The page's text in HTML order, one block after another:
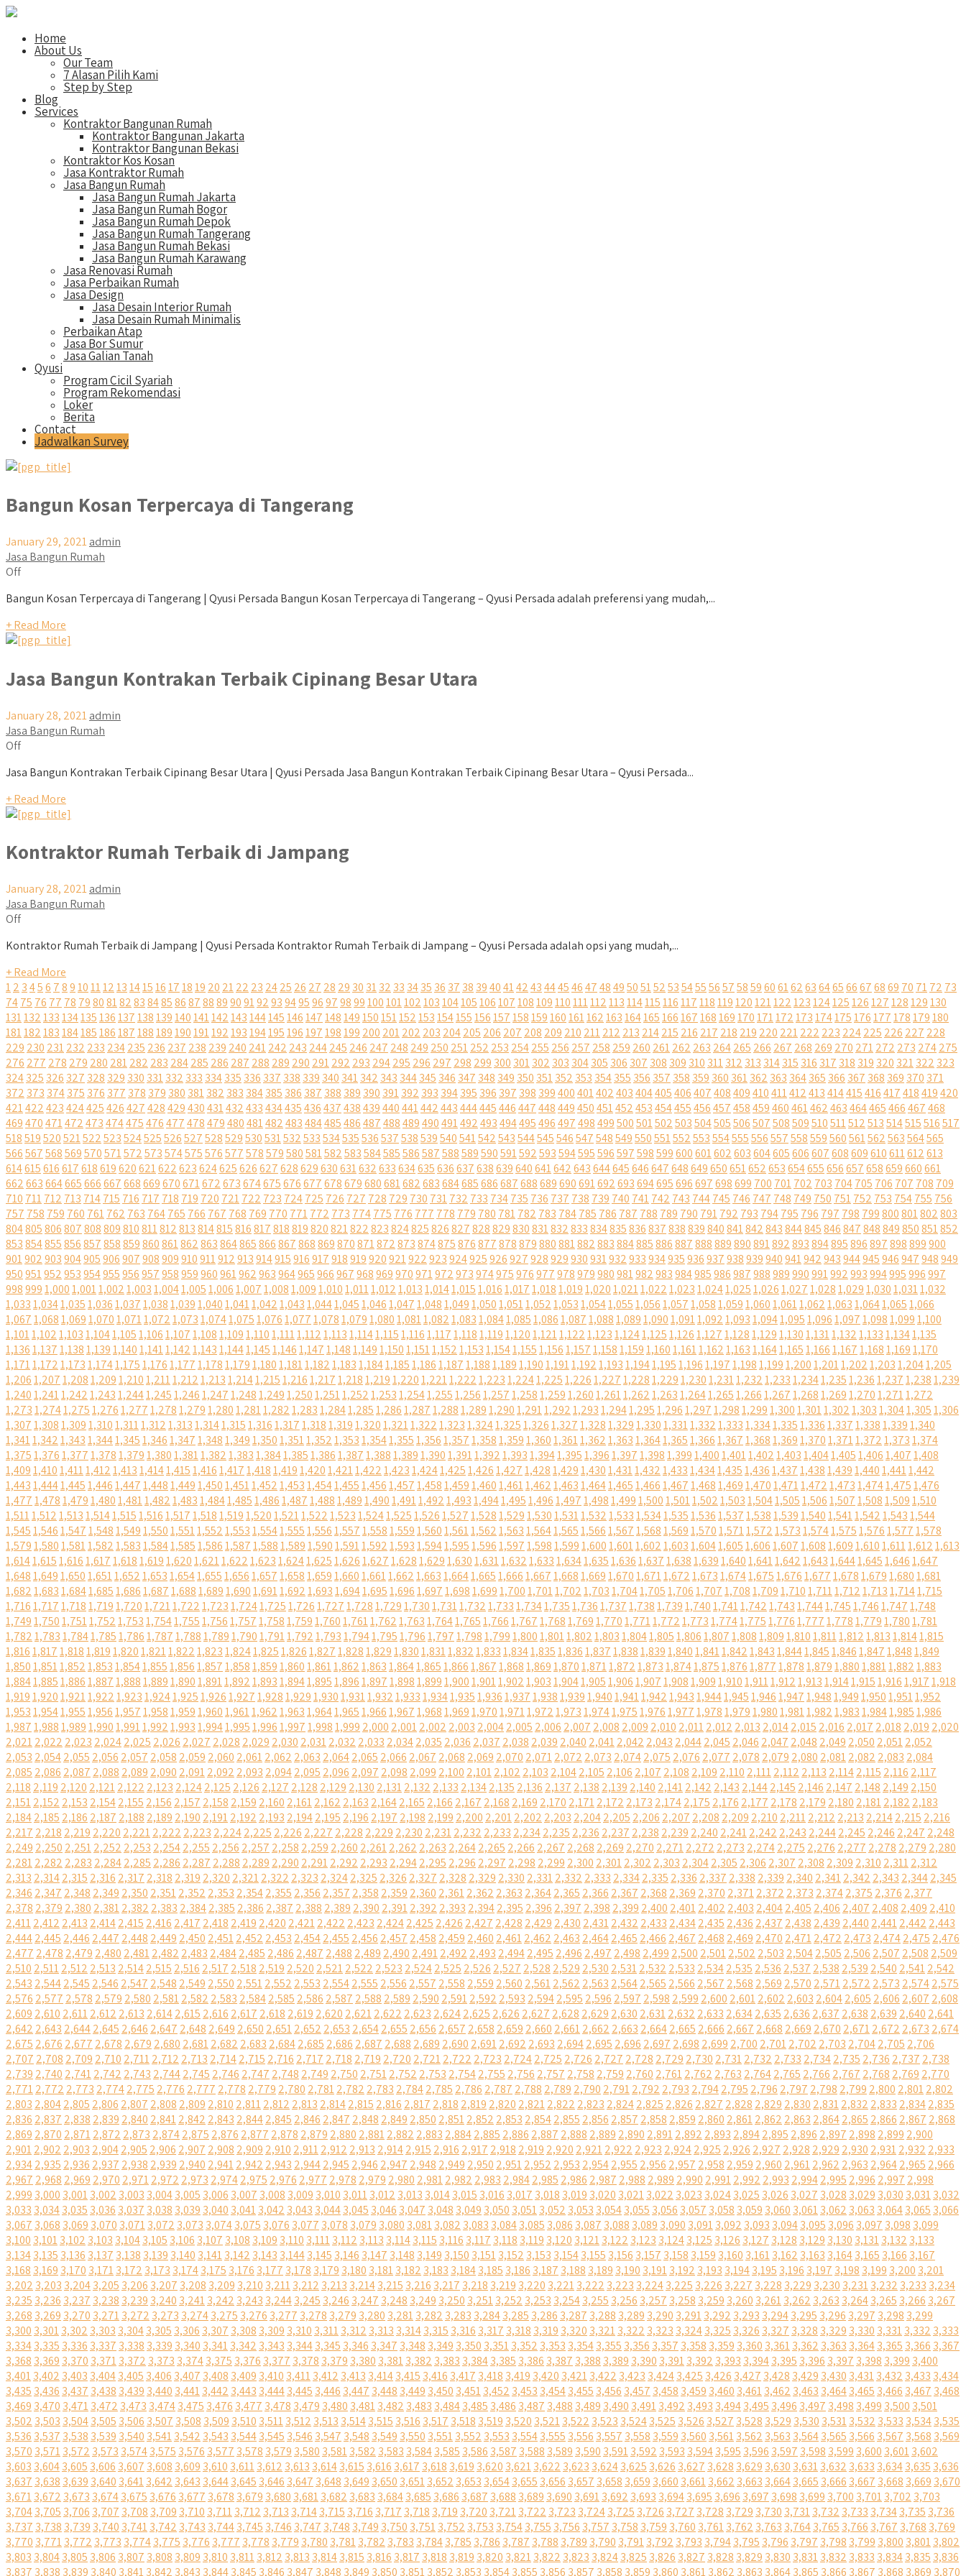
Home
About Us
Our Team
7 Alasan Pilih Kami
Step by Step
Blog
Services
Kontraktor Bangunan Rumah
Kontraktor Bangunan Jakarta
Kontraktor Bangunan Bekasi
Kontraktor Kos Kosan
Jasa Kontraktor Rumah
Jasa Bangun Rumah
Jasa Bangun Rumah Jakarta
Jasa Bangun Rumah Bogor
Jasa Bangun Rumah Depok
Jasa Bangun Rumah Tangerang
Jasa Bangun Rumah Bekasi
Jasa Bangun Rumah Karawang
Jasa Renovasi Rumah
Jasa Perbaikan Rumah
Jasa Design
Jasa Desain Interior Rumah
Jasa Desain Rumah Minimalis
Perbaikan Atap
Jasa Bor Sumur
Jasa Galian Tanah
Qyusi
Program Cicil Syariah
Program Rekomendasi
Loker
Berita
Contact
Jadwalkan Survey
Bangun Kosan Terpercaya di Tangerang
January 29, 2021admin
Jasa Bangun Rumah
Off
Bangun Kosan Terpercaya di Tangerang | Qyusi Persada Bangun Kosan Terpercaya di Tangerang – Qyusi Persada adalah preferensi yang mudah,...
+ Read More
Jasa Bangun Kontrakan Terbaik Cipinang Besar Utara
January 28, 2021admin
Jasa Bangun Rumah
Off
Jasa Bangun Kontrakan Terbaik Cipinang Besar Utara | Qyusi Persada Jasa Bangun Kontrakan Terbaik Cipinang Besar Utara – Qyusi Persada...
+ Read More
Kontraktor Rumah Terbaik di Jampang
January 28, 2021admin
Jasa Bangun Rumah
Off
Kontraktor Rumah Terbaik di Jampang | Qyusi Persada Kontraktor Rumah Terbaik di Jampang – Qyusi Persada adalah opsi yang mudah,...
+ Read More
12 3456 78910111213141516171819 20 2122 23 2425 26 27 28 29 30 3132 33 3435 36 37 38 39404142434445464748495051525354555657585960616263646566676869 70 7172 73
7475 76 77 78 798081828384858687888990919293949596979899100101102103104105106107108109110111112113114115116117118119120121122123124125126127128129130
131132133134135136137138139140141142143144145146147148149150151152153154155156157158159160161162163164165166167168169170171172173174175176177178179180
181182183184185186187188189190191192193194195196197198199 200 201202 203 204205 206 207 208 209 210 211212 213 214215 216 217 218 219 220 221222 223 224225 226 227 228
229 230 231232 233 234235 236 237 238 239 240 241242 243 244245 246 247 248 249 250 251252 253 254255 256 257 258 259 260 261262 263 264265 266 267 268 269 270 271272 273 274275
276 277 278 279 280 281282 283 284285 286 287 288 289 290 291292 293 294295 296 297 298 299 300 301302 303 304305 306 307 308 309 310 311312 313 314315 316 317 318 319 320 321322 323
324325 326 327 328 329 330 331332 333 334335 336 337 338 339 340 341342 343 344345 346 347 348 349 350 351352 353 354355 356 357 358 359 360 361362 363 364365 366 367 368 369 370 371
372 373 374375 376 377 378 379 380 381382 383 384385 386 387 388 389 390 391392 393 394395 396 397 398 399400401402403404405406407408409410411412413414415416417418419420
421422423424425426427428429430431432433434435436437438439440441442443444445446447448449450451452453454455456457458459460461462463464465466467468
469470471472473474475476477478479480481482483484485486487488489490491492493494495496497498499500501502503504505506507508509510511512513514515516517
518519520521522523524525526527528529530531532533534535536537538539540541542543544545546547548549550551552553554555556557558559560561562563564565
566567568569570571572573574575576577578579580581582583584585586587588589590591592593594595596597598599600601602603604605606607608609610611612613
614615616617618619620621622623624625626627628629630631632633634635636637638639640641642643644645646647648649650651652653654655656657658659660661
662663664665666667668669670671672673674675676677678679680681682683684685686687688689690691692693694695696697698699 700 701702 703 704705 706 707 708 709
710 711712 713 714715 716 717 718 719 720 721722 723 724725 726 727 728 729 730 731732 733 734735 736 737 738 739 740 741742 743 744745 746 747 748 749 750 751752 753 754755 756
757 758 759 760 761762 763 764765 766 767 768 769 770 771772 773 774775 776 777 778 779 780 781782 783 784785 786 787 788 789 790 791792 793 794795 796 797 798 799800801802803
804805806807808809810811812813814815816817818819820821822823824825826827828829830831832833834835836837838839840841842843844845846847848849850851852
853854855856857858859860861862863864865866867868869870871872873874875876877878879880881882883884885886887888889890891892893894895896897898899900
901902903904905906907908909910911912913914915916917918919920921922923924925926927928929930931932933934935936937938939940941942943944945946947948949
950951952953954955956957958959960961962963964965966967968969970971972973974975976977978979980981982983984985986987988989990991992993994995996997
9989991,0001,0011,0021,0031,0041,0051,0061,0071,0081,0091,0101,0111,0121,0131,0141,0151,0161,0171,0181,0191,0201,0211,0221,0231,0241,0251,0261,0271,0281,0291,0301,0311,032
1,0331,0341,0351,0361,0371,0381,0391,0401,0411,0421,0431,0441,0451,0461,0471,0481,0491,0501,0511,0521,0531,0541,0551,0561,0571,0581,0591,0601,0611,0621,0631,0641,0651,066
1,0671,0681,0691,0701,0711,0721,0731,0741,0751,0761,0771,0781,0791,0801,0811,0821,0831,0841,0851,0861,0871,0881,0891,0901,0911,0921,0931,0941,0951,0961,0971,0981,0991,100
1,1011,1021,1031,1041,1051,1061,1071,1081,1091,1101,1111,1121,1131,1141,1151,1161,1171,1181,1191,1201,1211,1221,1231,1241,1251,1261,1271,1281,1291,1301,1311,1321,1331,1341,135
1,1361,1371,1381,1391,1401,1411,1421,1431,1441,1451,1461,1471,1481,1491,1501,1511,1521,1531,1541,1551,1561,1571,1581,1591,1601,1611,1621,1631,1641,1651,1661,1671,1681,1691,170
1,1711,1721,1731,1741,1751,1761,1771,1781,1791,1801,1811,1821,1831,1841,1851,1861,1871,1881,1891,1901,1911,1921,1931,1941,1951,1961,1971,1981,1991,2001,2011,2021,2031,2041,205
1,2061,2071,2081,2091,2101,2111,2121,2131,2141,2151,2161,2171,2181,2191,2201,2211,2221,2231,2241,2251,2261,2271,2281,2291,2301,2311,2321,2331,2341,2351,2361,2371,2381,239
1,2401,2411,2421,2431,2441,2451,2461,2471,2481,2491,2501,2511,2521,2531,2541,2551,2561,2571,2581,2591,2601,2611,2621,2631,2641,2651,2661,2671,2681,2691,2701,2711,272
1,2731,2741,2751,2761,2771,2781,2791,2801,2811,2821,2831,2841,2851,2861,2871,2881,2891,2901,2911,2921,2931,2941,2951,2961,2971,2981,2991,3001,3011,3021,3031,3041,3051,306
1,3071,3081,3091,3101,3111,3121,3131,3141,3151,3161,3171,3181,3191,3201,3211,3221,3231,3241,3251,3261,3271,3281,3291,3301,3311,3321,3331,3341,3351,3361,3371,3381,3391,340
1,3411,3421,3431,3441,3451,3461,3471,3481,3491,3501,3511,3521,3531,3541,3551,3561,3571,3581,3591,3601,3611,3621,3631,3641,3651,3661,3671,3681,3691,3701,3711,3721,3731,374
1,3751,3761,3771,3781,3791,3801,3811,3821,3831,3841,3851,3861,3871,3881,3891,3901,3911,3921,3931,3941,3951,3961,3971,3981,3991,4001,4011,4021,4031,4041,4051,4061,4071,408
1,4091,4101,4111,4121,4131,4141,4151,4161,4171,4181,4191,4201,4211,4221,4231,4241,4251,4261,4271,4281,4291,4301,4311,4321,4331,4341,4351,4361,4371,4381,4391,4401,4411,442
1,4431,4441,4451,4461,4471,4481,4491,4501,4511,4521,4531,4541,4551,4561,4571,4581,4591,4601,4611,4621,4631,4641,4651,4661,4671,4681,4691,4701,4711,4721,4731,4741,4751,476
1,4771,4781,4791,4801,4811,4821,4831,4841,4851,4861,4871,4881,4891,4901,4911,4921,4931,4941,4951,4961,4971,4981,4991,5001,5011,5021,5031,5041,5051,5061,5071,5081,5091,510
1,5111,5121,5131,5141,5151,5161,5171,5181,5191,5201,5211,5221,5231,5241,5251,5261,5271,5281,5291,5301,5311,5321,5331,5341,5351,5361,5371,5381,5391,5401,5411,5421,5431,544
1,5451,5461,5471,5481,5491,5501,5511,5521,5531,5541,5551,5561,5571,5581,5591,5601,5611,5621,5631,5641,5651,5661,5671,5681,5691,5701,5711,5721,5731,5741,5751,5761,5771,578
1,5791,5801,5811,5821,5831,5841,5851,5861,5871,5881,5891,5901,5911,5921,5931,5941,5951,5961,5971,5981,5991,6001,6011,6021,6031,6041,6051,6061,6071,6081,6091,6101,6111,6121,613
1,6141,6151,6161,6171,6181,6191,6201,6211,6221,6231,6241,6251,6261,6271,6281,6291,6301,6311,6321,6331,6341,6351,6361,6371,6381,6391,6401,6411,6421,6431,6441,6451,6461,647
1,6481,6491,6501,6511,6521,6531,6541,6551,6561,6571,6581,6591,6601,6611,6621,6631,6641,6651,6661,6671,6681,6691,6701,6711,6721,6731,6741,6751,6761,6771,6781,6791,6801,681
1,6821,6831,6841,6851,6861,6871,6881,6891,6901,6911,6921,6931,6941,6951,6961,6971,6981,6991,7001,7011,7021,7031,7041,7051,7061,7071,7081,7091,7101,7111,7121,7131,7141,715
1,7161,7171,7181,7191,7201,7211,7221,7231,7241,7251,7261,7271,7281,7291,7301,7311,7321,7331,7341,7351,7361,7371,7381,7391,7401,7411,7421,7431,7441,7451,7461,7471,748
1,7491,7501,7511,7521,7531,7541,7551,7561,7571,7581,7591,7601,7611,7621,7631,7641,7651,7661,7671,7681,7691,7701,7711,7721,7731,7741,7751,7761,7771,7781,7791,7801,781
1,7821,7831,7841,7851,7861,7871,7881,7891,7901,7911,7921,7931,7941,7951,7961,7971,7981,7991,8001,8011,8021,8031,8041,8051,8061,8071,8081,8091,8101,8111,8121,8131,8141,815
1,8161,8171,8181,8191,8201,8211,8221,8231,8241,8251,8261,8271,8281,8291,8301,8311,8321,8331,8341,8351,8361,8371,8381,8391,8401,8411,8421,8431,8441,8451,8461,8471,8481,849
1,8501,8511,8521,8531,8541,8551,8561,8571,8581,8591,8601,8611,8621,8631,8641,8651,8661,8671,8681,8691,8701,8711,8721,8731,8741,8751,8761,8771,8781,8791,8801,8811,8821,883
1,8841,8851,8861,8871,8881,8891,8901,8911,8921,8931,8941,8951,8961,8971,8981,8991,9001,9011,9021,9031,9041,9051,9061,9071,9081,9091,9101,9111,9121,9131,9141,9151,9161,9171,918
1,9191,9201,9211,9221,9231,9241,9251,9261,9271,9281,9291,9301,9311,9321,9331,9341,9351,9361,9371,9381,9391,9401,9411,9421,9431,9441,9451,9461,9471,9481,9491,9501,9511,952
1,9531,9541,9551,9561,9571,9581,9591,9601,9611,9621,9631,9641,9651,9661,9671,9681,9691,9701,9711,9721,9731,9741,9751,9761,9771,9781,9791,9801,9811,9821,9831,9841,9851,986
1,9871,9881,9891,9901,9911,9921,9931,9941,9951,9961,9971,9981,999 2,000 2,0012,002 2,003 2,0042,005 2,006 2,007 2,008 2,009 2,010 2,0112,012 2,013 2,0142,015 2,016 2,017 2,018 2,019 2,020
2,0212,022 2,023 2,0242,025 2,026 2,027 2,028 2,029 2,030 2,0312,032 2,033 2,0342,035 2,036 2,037 2,038 2,039 2,040 2,0412,042 2,043 2,0442,045 2,046 2,047 2,048 2,049 2,050 2,0512,052
2,053 2,0542,055 2,056 2,057 2,058 2,059 2,060 2,0612,062 2,063 2,0642,065 2,066 2,067 2,068 2,069 2,070 2,0712,072 2,073 2,0742,075 2,076 2,077 2,078 2,079 2,080 2,0812,082 2,083 2,084
2,085 2,086 2,087 2,088 2,089 2,090 2,0912,092 2,093 2,0942,095 2,096 2,097 2,098 2,099 2,100 2,1012,102 2,103 2,1042,105 2,106 2,107 2,108 2,109 2,110 2,1112,112 2,113 2,1142,115 2,116 2,117
2,118 2,119 2,120 2,1212,122 2,123 2,1242,125 2,126 2,127 2,128 2,129 2,130 2,1312,132 2,133 2,1342,135 2,136 2,137 2,138 2,139 2,140 2,1412,142 2,143 2,1442,145 2,146 2,147 2,148 2,149 2,150
2,1512,152 2,153 2,1542,155 2,156 2,157 2,158 2,159 2,160 2,1612,162 2,163 2,1642,165 2,166 2,167 2,168 2,169 2,170 2,1712,172 2,173 2,1742,175 2,176 2,177 2,178 2,179 2,180 2,1812,182 2,183
2,1842,185 2,186 2,187 2,188 2,189 2,190 2,1912,192 2,193 2,1942,195 2,196 2,197 2,198 2,199 2,200 2,2012,202 2,203 2,2042,205 2,206 2,207 2,208 2,209 2,210 2,2112,212 2,213 2,2142,215 2,216
2,217 2,218 2,219 2,220 2,2212,222 2,223 2,2242,225 2,226 2,227 2,228 2,229 2,230 2,2312,232 2,233 2,2342,235 2,236 2,237 2,238 2,239 2,240 2,2412,242 2,243 2,2442,245 2,246 2,247 2,248
2,249 2,250 2,2512,252 2,253 2,2542,255 2,256 2,257 2,258 2,259 2,260 2,2612,262 2,263 2,2642,265 2,266 2,267 2,268 2,269 2,270 2,2712,272 2,273 2,2742,275 2,276 2,277 2,278 2,279 2,280
2,2812,282 2,283 2,2842,285 2,286 2,287 2,288 2,289 2,290 2,2912,292 2,293 2,2942,295 2,296 2,297 2,298 2,299 2,300 2,3012,302 2,303 2,3042,305 2,306 2,307 2,308 2,309 2,310 2,3112,312
2,313 2,3142,315 2,316 2,317 2,318 2,319 2,320 2,3212,322 2,323 2,3242,325 2,326 2,327 2,328 2,329 2,330 2,3312,332 2,333 2,3342,335 2,336 2,337 2,338 2,339 2,340 2,3412,342 2,343 2,3442,345
2,346 2,347 2,348 2,349 2,350 2,3512,352 2,353 2,3542,355 2,356 2,357 2,358 2,359 2,360 2,3612,362 2,363 2,3642,365 2,366 2,367 2,368 2,369 2,370 2,3712,372 2,373 2,3742,375 2,376 2,377
2,378 2,379 2,380 2,3812,382 2,383 2,3842,385 2,386 2,387 2,388 2,389 2,390 2,3912,392 2,393 2,3942,395 2,396 2,397 2,398 2,399 2,400 2,4012,402 2,403 2,4042,405 2,406 2,407 2,408 2,409 2,410
2,4112,412 2,413 2,4142,415 2,416 2,417 2,418 2,419 2,420 2,4212,422 2,423 2,4242,425 2,426 2,427 2,428 2,429 2,430 2,4312,432 2,433 2,4342,435 2,436 2,437 2,438 2,439 2,440 2,4412,442 2,443
2,4442,445 2,446 2,447 2,448 2,449 2,450 2,4512,452 2,453 2,4542,455 2,456 2,457 2,458 2,459 2,460 2,4612,462 2,463 2,4642,465 2,466 2,467 2,468 2,469 2,470 2,4712,472 2,473 2,4742,475 2,476
2,477 2,478 2,479 2,480 2,4812,482 2,483 2,4842,485 2,486 2,487 2,488 2,489 2,490 2,4912,492 2,493 2,4942,495 2,496 2,497 2,498 2,499 2,500 2,5012,502 2,503 2,5042,505 2,506 2,507 2,508 2,509
2,510 2,5112,512 2,513 2,5142,515 2,516 2,517 2,518 2,519 2,520 2,5212,522 2,523 2,5242,525 2,526 2,527 2,528 2,529 2,530 2,5312,532 2,533 2,5342,535 2,536 2,537 2,538 2,539 2,540 2,5412,542
2,543 2,5442,545 2,546 2,547 2,548 2,549 2,550 2,5512,552 2,553 2,5542,555 2,556 2,557 2,558 2,559 2,560 2,5612,562 2,563 2,5642,565 2,566 2,567 2,568 2,569 2,570 2,5712,572 2,573 2,5742,575
2,576 2,577 2,578 2,579 2,580 2,5812,582 2,583 2,5842,585 2,586 2,587 2,588 2,589 2,590 2,5912,592 2,593 2,5942,595 2,596 2,597 2,598 2,599 2,600 2,6012,602 2,603 2,6042,605 2,606 2,607 2,608
2,609 2,610 2,6112,612 2,613 2,6142,615 2,616 2,617 2,618 2,619 2,620 2,6212,622 2,623 2,6242,625 2,626 2,627 2,628 2,629 2,630 2,6312,632 2,633 2,6342,635 2,636 2,637 2,638 2,639 2,640 2,641
2,642 2,643 2,6442,645 2,646 2,647 2,648 2,649 2,650 2,6512,652 2,653 2,6542,655 2,656 2,657 2,658 2,659 2,660 2,6612,662 2,663 2,6642,665 2,666 2,667 2,668 2,669 2,670 2,6712,672 2,673 2,674
2,675 2,676 2,677 2,678 2,679 2,680 2,6812,682 2,683 2,6842,685 2,686 2,687 2,688 2,689 2,690 2,6912,692 2,693 2,6942,695 2,696 2,697 2,698 2,699 2,700 2,7012,702 2,703 2,7042,705 2,706
2,707 2,708 2,709 2,710 2,7112,712 2,713 2,7142,715 2,716 2,717 2,718 2,719 2,720 2,7212,722 2,723 2,7242,725 2,726 2,727 2,728 2,729 2,730 2,7312,732 2,733 2,7342,735 2,736 2,737 2,738
2,739 2,740 2,7412,742 2,743 2,7442,745 2,746 2,747 2,748 2,749 2,750 2,7512,752 2,753 2,7542,755 2,756 2,757 2,758 2,759 2,760 2,7612,762 2,763 2,7642,765 2,766 2,767 2,768 2,769 2,770
2,7712,772 2,773 2,7742,775 2,776 2,777 2,778 2,779 2,780 2,7812,782 2,783 2,7842,785 2,786 2,787 2,788 2,789 2,790 2,7912,792 2,793 2,7942,795 2,796 2,797 2,798 2,799 2,800 2,8012,802
2,803 2,8042,805 2,806 2,807 2,808 2,809 2,810 2,8112,812 2,813 2,8142,815 2,816 2,817 2,818 2,819 2,820 2,8212,822 2,823 2,8242,825 2,826 2,827 2,828 2,829 2,830 2,8312,832 2,833 2,8342,835
2,836 2,837 2,838 2,839 2,840 2,8412,842 2,843 2,8442,845 2,846 2,847 2,848 2,849 2,850 2,8512,852 2,853 2,8542,855 2,856 2,857 2,858 2,859 2,860 2,8612,862 2,863 2,8642,865 2,866 2,867 2,868
2,869 2,870 2,8712,872 2,873 2,8742,875 2,876 2,877 2,878 2,879 2,880 2,8812,882 2,883 2,8842,885 2,886 2,887 2,888 2,889 2,890 2,8912,892 2,893 2,8942,895 2,896 2,897 2,898 2,899 2,900
2,9012,902 2,903 2,9042,905 2,906 2,907 2,908 2,909 2,910 2,9112,912 2,913 2,9142,915 2,916 2,917 2,918 2,919 2,920 2,9212,922 2,923 2,9242,925 2,926 2,927 2,928 2,929 2,930 2,9312,932 2,933
2,9342,935 2,936 2,937 2,938 2,939 2,940 2,9412,942 2,943 2,9442,945 2,946 2,947 2,948 2,949 2,950 2,9512,952 2,953 2,9542,955 2,956 2,957 2,958 2,959 2,960 2,9612,962 2,963 2,9642,965 2,966
2,967 2,968 2,969 2,970 2,9712,972 2,973 2,9742,975 2,976 2,977 2,978 2,979 2,980 2,9812,982 2,983 2,9842,985 2,986 2,987 2,988 2,989 2,990 2,9912,992 2,993 2,9942,995 2,996 2,997 2,998
2,999 3,000 3,0013,002 3,003 3,0043,005 3,006 3,007 3,008 3,009 3,010 3,0113,012 3,013 3,0143,015 3,016 3,017 3,018 3,019 3,020 3,0213,022 3,023 3,0243,025 3,026 3,027 3,028 3,029 3,030 3,0313,032
3,033 3,0343,035 3,036 3,037 3,038 3,039 3,040 3,0413,042 3,043 3,0443,045 3,046 3,047 3,048 3,049 3,050 3,0513,052 3,053 3,0543,055 3,056 3,057 3,058 3,059 3,060 3,0613,062 3,063 3,0643,065 3,066
3,067 3,068 3,069 3,070 3,0713,072 3,073 3,0743,075 3,076 3,077 3,078 3,079 3,080 3,0813,082 3,083 3,0843,085 3,086 3,087 3,088 3,089 3,090 3,0913,092 3,093 3,0943,095 3,096 3,097 3,098 3,099
3,100 3,1013,102 3,103 3,1043,105 3,106 3,107 3,108 3,109 3,110 3,1113,112 3,113 3,1143,115 3,116 3,117 3,118 3,119 3,120 3,1213,122 3,123 3,1243,125 3,126 3,127 3,128 3,129 3,130 3,1313,132 3,133
3,1343,135 3,136 3,137 3,138 3,139 3,140 3,1413,142 3,143 3,1443,145 3,146 3,147 3,148 3,149 3,150 3,1513,152 3,153 3,1543,155 3,156 3,157 3,158 3,159 3,160 3,1613,162 3,163 3,1643,165 3,166 3,167
3,168 3,169 3,170 3,1713,172 3,173 3,1743,175 3,176 3,177 3,178 3,179 3,180 3,1813,182 3,183 3,1843,185 3,186 3,187 3,188 3,189 3,190 3,1913,192 3,193 3,1943,195 3,196 3,197 3,198 3,199 3,200 3,201
3,202 3,203 3,2043,205 3,206 3,207 3,208 3,209 3,210 3,2113,212 3,213 3,2143,215 3,216 3,217 3,218 3,219 3,220 3,2213,222 3,223 3,2243,225 3,226 3,227 3,228 3,229 3,230 3,2313,232 3,233 3,234
3,235 3,236 3,237 3,238 3,239 3,240 3,2413,242 3,243 3,2443,245 3,246 3,247 3,248 3,249 3,250 3,2513,252 3,253 3,2543,255 3,256 3,257 3,258 3,259 3,260 3,2613,262 3,263 3,2643,265 3,266 3,267
3,268 3,269 3,270 3,2713,272 3,273 3,2743,275 3,276 3,277 3,278 3,279 3,280 3,2813,282 3,283 3,2843,285 3,286 3,287 3,288 3,289 3,290 3,2913,292 3,293 3,2943,295 3,296 3,297 3,298 3,299
3,300 3,3013,302 3,303 3,3043,305 3,306 3,307 3,308 3,309 3,310 3,3113,312 3,313 3,3143,315 3,316 3,317 3,318 3,319 3,320 3,3213,322 3,323 3,3243,325 3,326 3,327 3,328 3,329 3,330 3,3313,332 3,333
3,3343,335 3,336 3,337 3,338 3,339 3,340 3,3413,342 3,343 3,3443,345 3,346 3,347 3,348 3,349 3,350 3,3513,352 3,353 3,3543,355 3,356 3,357 3,358 3,359 3,360 3,3613,362 3,363 3,3643,365 3,366 3,367
3,368 3,369 3,370 3,3713,372 3,373 3,3743,375 3,376 3,377 3,378 3,379 3,380 3,3813,382 3,383 3,3843,385 3,386 3,387 3,388 3,389 3,390 3,3913,392 3,393 3,3943,395 3,396 3,397 3,398 3,399 3,400
3,4013,402 3,403 3,4043,405 3,406 3,407 3,408 3,409 3,410 3,4113,412 3,413 3,4143,415 3,416 3,417 3,418 3,419 3,420 3,4213,422 3,423 3,4243,425 3,426 3,427 3,428 3,429 3,430 3,4313,432 3,433 3,434
3,435 3,436 3,437 3,438 3,439 3,440 3,4413,442 3,443 3,4443,445 3,446 3,447 3,448 3,449 3,450 3,4513,452 3,453 3,4543,455 3,456 3,457 3,458 3,459 3,460 3,4613,462 3,463 3,4643,465 3,466 3,467 3,468
3,469 3,470 3,4713,472 3,473 3,4743,475 3,476 3,477 3,478 3,479 3,480 3,4813,482 3,483 3,4843,485 3,486 3,487 3,488 3,489 3,490 3,4913,492 3,493 3,4943,495 3,496 3,497 3,498 3,499 3,500 3,501
3,502 3,503 3,5043,505 3,506 3,507 3,508 3,509 3,510 3,5113,512 3,513 3,5143,515 3,516 3,517 3,518 3,519 3,520 3,5213,522 3,523 3,5243,525 3,526 3,527 3,528 3,529 3,530 3,5313,532 3,533 3,5343,535
3,536 3,537 3,538 3,539 3,540 3,5413,542 3,543 3,5443,545 3,546 3,547 3,548 3,549 3,550 3,5513,552 3,553 3,5543,555 3,556 3,557 3,558 3,559 3,560 3,5613,562 3,563 3,5643,565 3,566 3,567 3,568 3,569
3,570 3,5713,572 3,573 3,5743,575 3,576 3,577 3,578 3,579 3,580 3,5813,582 3,583 3,5843,585 3,586 3,587 3,588 3,589 3,590 3,5913,592 3,593 3,5943,595 3,596 3,597 3,598 3,599 3,600 3,6013,602
3,603 3,6043,605 3,606 3,607 3,608 3,609 3,610 3,6113,612 3,613 3,6143,615 3,616 3,617 3,618 3,619 3,620 3,6213,622 3,623 3,6243,625 3,626 3,627 3,628 3,629 3,630 3,6313,632 3,633 3,6343,635 3,636
3,637 3,638 3,639 3,640 3,6413,642 3,643 3,6443,645 3,646 3,647 3,648 3,649 3,650 3,6513,652 3,653 3,6543,655 3,656 3,657 3,658 3,659 3,660 3,6613,662 3,663 3,6643,665 3,666 3,667 3,668 3,669 3,670
3,6713,672 3,673 3,6743,675 3,676 3,677 3,678 3,679 3,680 3,6813,682 3,683 3,6843,685 3,686 3,687 3,688 3,689 3,690 3,6913,692 3,693 3,6943,695 3,696 3,697 3,698 3,699 3,700 3,7013,702 3,703
3,7043,705 3,706 3,707 3,708 3,709 3,710 3,7113,712 3,713 3,7143,715 3,716 3,717 3,718 3,719 3,720 3,7213,722 3,723 3,7243,725 3,726 3,727 3,728 3,729 3,730 3,7313,732 3,733 3,7343,735 3,736
3,737 3,738 3,739 3,740 3,7413,742 3,743 3,7443,745 3,746 3,747 3,748 3,749 3,750 3,7513,752 3,753 3,7543,755 3,756 3,757 3,758 3,759 3,760 3,7613,762 3,763 3,7643,765 3,766 3,767 3,768 3,769
3,770 3,7713,772 3,773 3,7743,775 3,776 3,777 3,778 3,779 3,780 3,7813,782 3,783 3,7843,785 3,786 3,787 3,788 3,789 3,790 3,7913,792 3,793 3,7943,795 3,796 3,797 3,798 3,799 3,800 3,8013,802
3,803 3,8043,805 3,806 3,807 3,808 3,809 3,810 3,8113,812 3,813 3,8143,815 3,816 3,817 3,818 3,819 3,820 3,8213,822 3,823 3,8243,825 3,826 3,827 3,828 3,829 3,830 3,8313,832 3,833 3,8343,835 3,836
3,837 3,838 3,839 3,840 3,8413,842 3,843 3,8443,845 3,846 3,847 3,848 3,849 3,850 3,8513,852 3,853 3,8543,855 3,856 3,857 3,858 3,859 3,860 3,8613,862 3,863 3,8643,865 3,866 3,867 3,868 3,869 3,870